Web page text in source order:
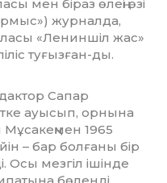
мен біраз өлеңі өзі
жур­налда,
«Лениншіл жас»
туғызған-ды.
Сапар
ауысып, орнына
1965
– бар болғаны бір
Осы мезгіл ішінде